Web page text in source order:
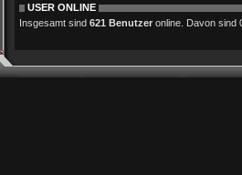
USER ONLINE
Insgesamt sind 621 Benutzer online. Davon sind